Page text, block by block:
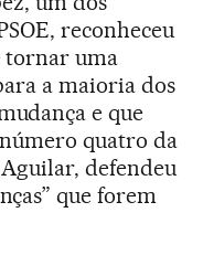
reconheceu
tornar uma
a maioria dos
e que
quatro da
defendeu
que forem